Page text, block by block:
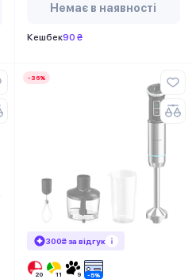
Немає в наявності
Кешбек90 ₴
-36%
300₴ за відгук